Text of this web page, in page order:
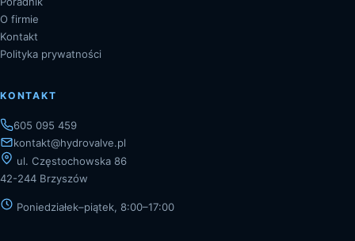
O firmie
Kontakt
Polityka prywatności
KONTAKT
605 095 459
kontakt@hydrovalve.pl
ul. Częstochowska 86
42-244 Brzyszów
Poniedziałek–piątek, 8:00–17:00